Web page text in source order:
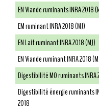
EN Viande ruminants INRA 2018
EM ruminant INRA 2018 (MJ)
EN Lait ruminant INRA 2018 (MJ)
EN Viande ruminant INRA 2018
Digestibilité MO ruminants INRA
Digestibilité énergie ruminants
2018